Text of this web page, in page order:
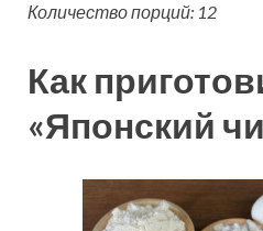
Количество порций: 12
Как
«Японский